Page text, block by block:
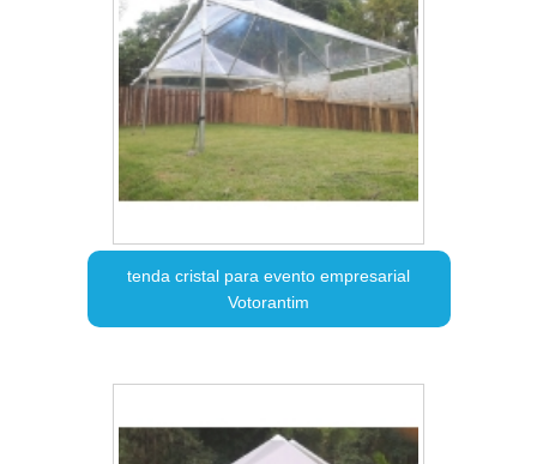
tenda cristal para evento empresarial
Votorantim